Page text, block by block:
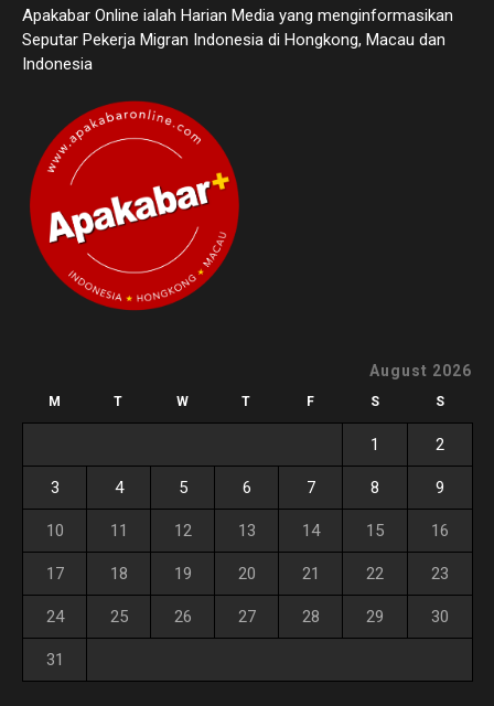
Apakabar Online ialah Harian Media yang menginformasikan
Seputar Pekerja Migran Indonesia di Hongkong, Macau dan
Indonesia
August 2026
M T W T F S S
1 2
3 4 5 6 7 8 9
10 11 12 13 14 15 16
17 18 19 20 21 22 23
24 25 26 27 28 29 30
31